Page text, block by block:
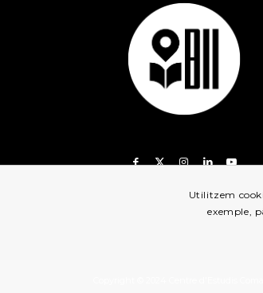
Utilitzem
exemple,